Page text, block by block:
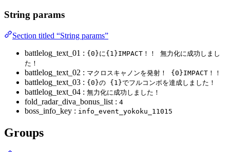
String params
Section titled “String params”
battlelog_text_01 : {0}に{1}IMPACT！！ 無力化に成功しまし
た！
battlelog_text_02 : マクロスキャノンを発射！ {0}IMPACT！！
battlelog_text_03 : {0}の {1}でフルコンボを達成しました！
battlelog_text_04 : 無力化に成功しました！
fold_radar_diva_bonus_list : 4
boss_info_key : info_event_yokoku_11015
Groups